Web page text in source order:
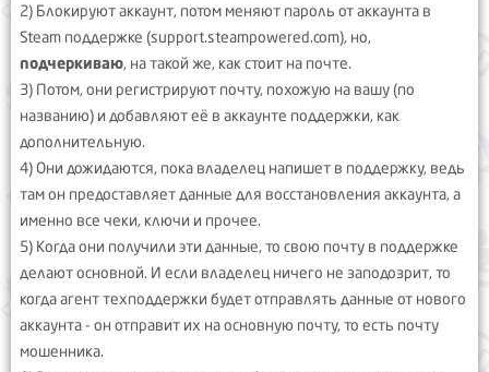
2) Блокируют аккаунт, потом меняют пароль от аккаунта в
Steam поддержке (support.steampowered.com), но,
подчеркиваю, на такой же, как стоит на почте.
3) Потом, они регистрируют почту, похожую на вашу (по
названию) и добавляют её в аккаунте поддержки, как
дополнительную.
4) Они дожидаются, пока владелец напишет в поддержку, ведь
там он предоставляет данные для восстановления аккаунта, а
именно все чеки, ключи и прочее.
5) Когда они получили эти данные, то свою почту в поддержке
делают основной. И если владелец ничего не заподозрит, то
когда агент техподдержки будет отправлять данные от нового
аккаунта - он отправит их на основную почту, то есть почту
мошенника.